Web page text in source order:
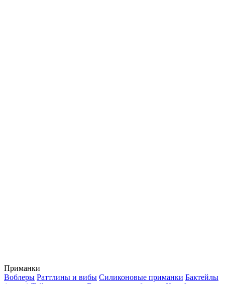
Приманки
Воблеры Раттлины и вибы Силиконовые приманки Бактейлы